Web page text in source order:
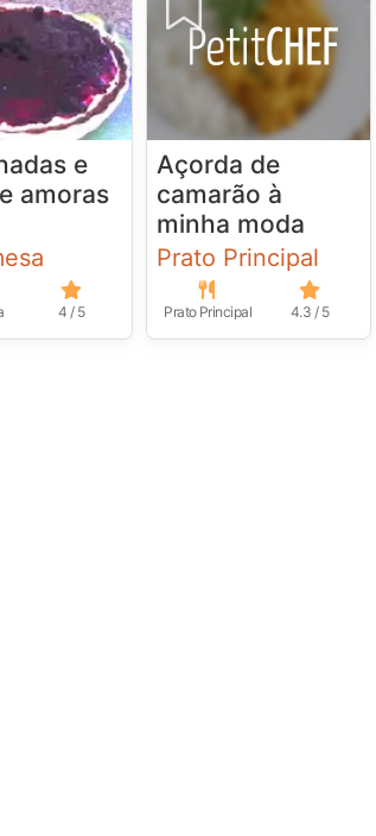
e
amoras
4 / 5
Açorda de
camarão à
minha moda
Prato Principal
Prato Principal 4.3 / 5